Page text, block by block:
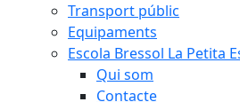
Transport públic
Equipaments
Escola Bressol La Petita
Qui som
Contacte